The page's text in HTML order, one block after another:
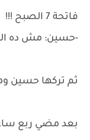
فاتحة 7 الصبح !!!
-حسين: مش ده
ثم تركها حسين
بعد مضي ربع